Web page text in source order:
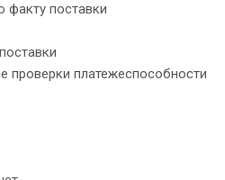
факту поставки
проверки платежеспособности